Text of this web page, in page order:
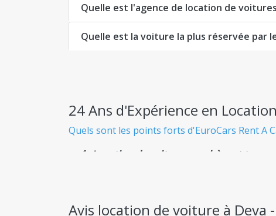
Quelle est l'agence de location de
Quelle est la voiture la plus réservée par
24 Ans d'Expérience en
Quels sont les points forts d'EuroCars Rent A
Location de voiture pas chère et
Avis location de voiture à Deva